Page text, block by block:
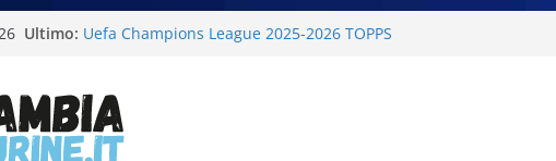
Ultimo: Uefa Champions League 2025-2026 TOPPS
Calciatrici 2025-2026 PANINI
Calciatori Serie B BKT 2025-2026 PANINI